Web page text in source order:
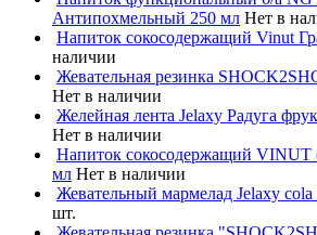
Антипохмельный 250 мл Нет в
Напиток сокосодержащий Vinut
наличии
Жевательная резинка
Нет в наличии
Желейная лента Jelaxy Радуга
Нет в наличии
Напиток сокосодержащий VINUT
мл Нет в наличии
Жевательный мармелад Jelaxy cola
шт.